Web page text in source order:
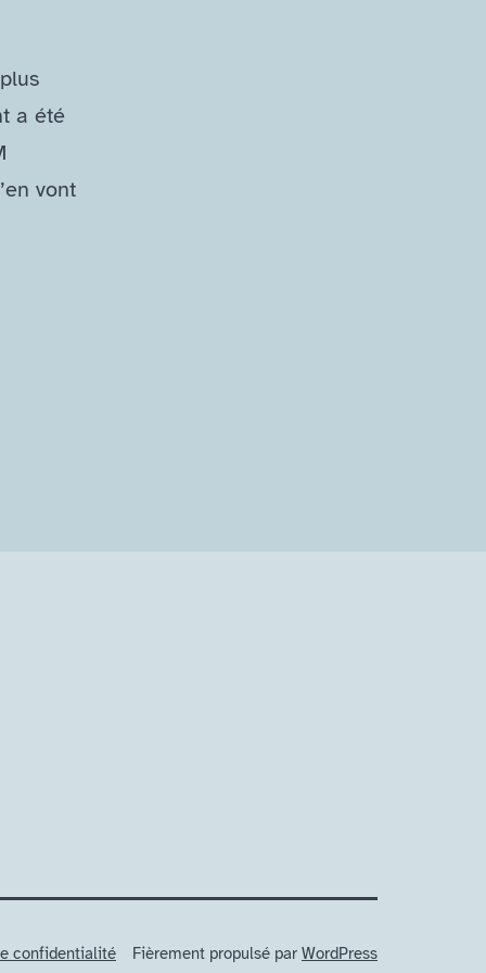
a été
vont
confidentialité Fièrement propulsé par WordPress